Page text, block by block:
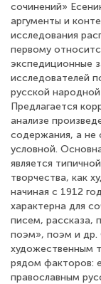
сочинений»
аргументы и
исследования
первому
экспедиционные
исследователей
русской
Предлагается
анализе
содержания, а не
условной.
является
творчества, как
начиная с 1912
характерна для
писем, рассказа,
поэм», поэм и др.
художественным
рядом факторов:
православным